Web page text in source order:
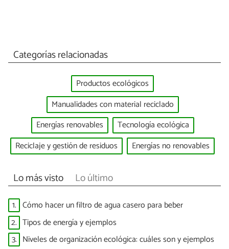
Categorías relacionadas
Productos ecológicos
Manualidades con material reciclado
Energías renovables
Tecnología ecológica
Reciclaje y gestión de residuos
Energías no renovables
Lo más visto Lo último
1. Cómo hacer un filtro de agua casero para beber
2. Tipos de energía y ejemplos
3. Niveles de organización ecológica: cuáles son y ejemplos